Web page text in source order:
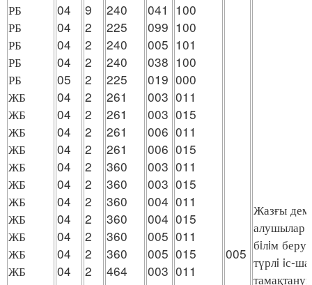
РБ
РБ
РБ
РБ
РБ
ЖБ
ЖБ
ЖБ
ЖБ
ЖБ
ЖБ
ЖБ
ЖБ
ЖБ
ЖБ
ЖБ
04
04
04
04
05
04
04
04
04
04
04
04
04
04
04
04
9
2
2
2
2
2
2
2
2
2
2
2
2
2
2
2
240
225
240
240
225
261
261
261
261
360
360
360
360
360
360
464
041
099
005
038
019
003
003
006
006
003
003
004
004
005
005
003
100
100
101
100
000
011
015
011
015
011
015
011
015
011
015
011
005
Жазғы
алушылар
бiлiм беру
түрлi iс-